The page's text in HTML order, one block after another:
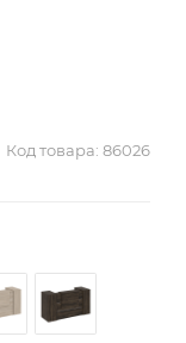
Код товара: 86026